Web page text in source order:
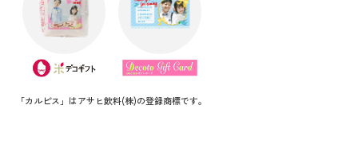
「カルピス」はアサヒ飲料(株)の登録商標です。